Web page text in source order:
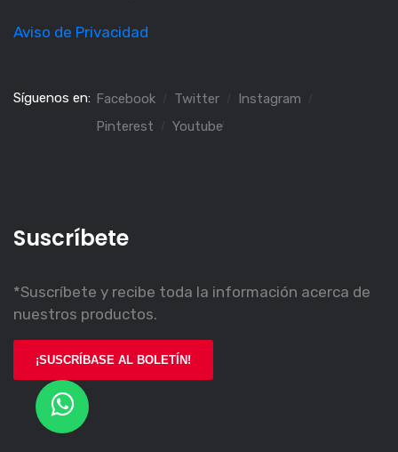
Aviso de Privacidad
Síguenos en: Facebook Twitter
Instagram
Pinterest
Youtube
Suscríbete
*Suscríbete y recibe toda la información acerca de
nuestros productos.
¡SUSCRÍBASE AL BOLETÍN!